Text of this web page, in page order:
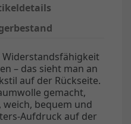
– das sieht man an
auf der Rückseite.
gemacht,
bequem und
Aufdruck auf der